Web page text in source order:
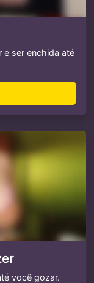
e ser enchida até
você gozar.